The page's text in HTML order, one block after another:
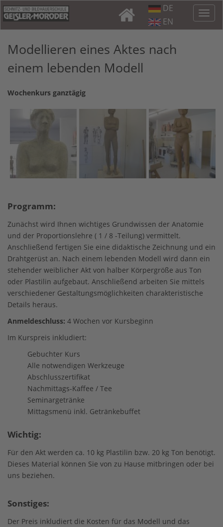
DE
EN
Modellieren eines Aktes nach
einem lebenden Modell
Wochenkurs ganztägig
Programm:
Zunächst wird Ihnen wichtiges Grundwissen der Anatomie
und der Proportionslehre ( 1 / 8 -Teilung) vermittelt.
Anschließend fertigen Sie eine didaktische Zeichnung und ein
Drahtgerüst an. Nach einem lebenden Modell wird dann ein
stehender weiblicher Akt von halber Körpergröße aus Ton
oder Plastilin aufgebaut. Anschließend arbeiten Sie mittels
verschiedener Gestaltungsmöglichkeiten charakteristische
Details heraus.
Anmeldeschluss: 4 Wochen vor Kursbeginn
Im Kurspreis inkludiert:
Gebuchter Kurs
Alle notwendigen Werkzeuge
Abschlusszertifikat
Nachmittags-Kaffee / Tee
Seminargetränke
Mittagsmenü inkl. Getränkebuffet
Wichtig:
Für den Akt werden ca. 10 kg Plastilin bzw. 20 kg Ton benötigt.
Dieses Material können Sie von zu Hause mitbringen oder bei
uns beziehen.
Sonstiges:
Der Preis inkludiert die Kosten für das Modell und das